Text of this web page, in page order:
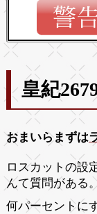
皇紀
おまいらまずは
ロスカットの設
んて質問がある。
何パーセントに